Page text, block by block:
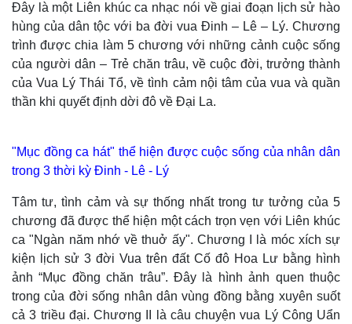
Thế giới
Cuộc sống đó đây
Multimedia
Video
Ảnh
Kinh tế
Bất động sản
Thị trường
Giá vàng
Đây là một Liên khúc ca nhạc nói về giai đoạn lịch sử hào
hùng của dân tộc với ba đời vua Đinh – Lê – Lý. Chương
trình được chia làm 5 chương với những cảnh cuộc sống
của người dân – Trẻ chăn trâu, về cuộc đời, trưởng thành
của Vua Lý Thái Tổ, về tình cảm nội tâm của vua và quần
thần khi quyết định dời đô về Đại La.
"Mục đồng ca hát" thể hiện được cuộc sống của nhân dân
trong 3 thời kỳ Đinh - Lê - Lý
Tâm tư, tình cảm và sự thống nhất trong tư tưởng của 5
chương đã được thể hiện một cách trọn vẹn với Liên khúc
ca "Ngàn năm nhớ về thuở ấy". Chương I là móc xích sự
kiện lịch sử 3 đời Vua trên đất Cố đô Hoa Lư bằng hình
ảnh “Mục đồng chăn trâu”. Đây là hình ảnh quen thuộc
trong của đời sống nhân dân vùng đồng bằng xuyên suốt
cả 3 triều đại. Chương II là câu chuyện vua Lý Công Uẩn